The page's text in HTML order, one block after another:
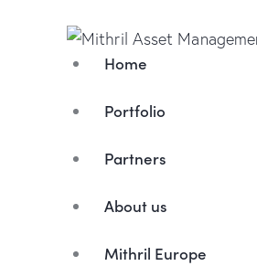
Home
Portfolio
Partners
About us
Mithril Europe